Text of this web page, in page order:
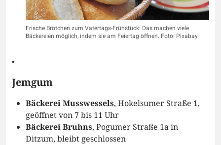
Frische Brötchen zum Vatertags-Frühstück: Das machen viele
Bäckereien möglich, indem sie am Feiertag öffnen. Foto: Pixabay
•
Jemgum
Bäckerei Musswessels, Hokelsumer Straße 1,
geöffnet von 7 bis 11 Uhr
Bäckerei Bruhns, Pogumer Straße 1a in
Ditzum, bleibt geschlossen